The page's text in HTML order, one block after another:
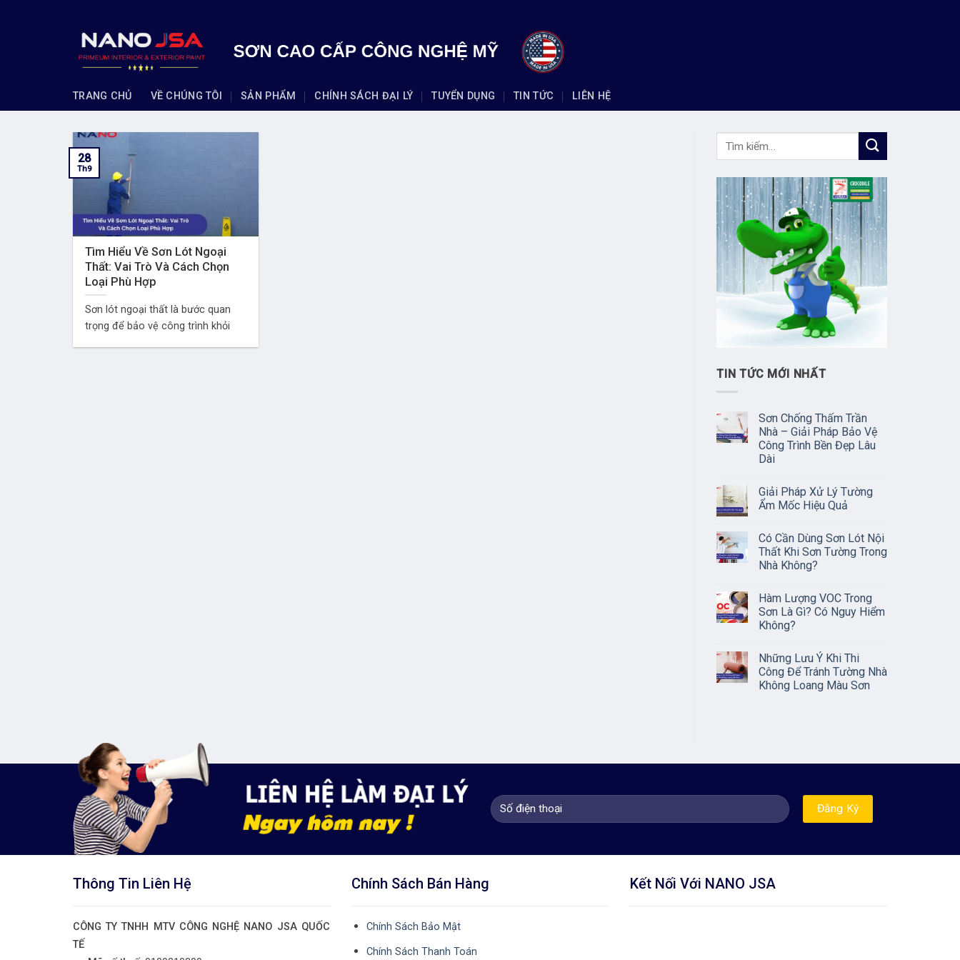
TRANG CHỦ VỀ CHÚNG TÔI SẢN PHẨM CHÍNH SÁCH ĐẠI LÝ TUYỂN DỤNG TIN TỨC LIÊN HỆ
Tìm Hiểu Về Sơn Lót Ngoại
Thất: Vai Trò Và Cách Chọn
Loại Phù Hợp
Sơn lót ngoại thất là bước quan
trọng để bảo vệ công trình khỏi
28
Th9
TIN TỨC MỚI NHẤT
Sơn Chống Thấm Trần
Nhà – Giải Pháp Bảo Vệ
Công Trình Bền Đẹp Lâu
Dài
Giải Pháp Xử Lý Tường
Ẩm Mốc Hiệu Quả
Có Cần Dùng Sơn Lót Nội
Thất Khi Sơn Tường Trong
Nhà Không?
Hàm Lượng VOC Trong
Sơn Là Gì? Có Nguy Hiểm
Không?
Những Lưu Ý Khi Thi
Công Để Tránh Tường Nhà
Không Loang Màu Sơn
Thông Tin Liên Hệ
CÔNG TY TNHH MTV CÔNG NGHỆ NANO JSA QUỐC
TẾ
Chính Sách Bán Hàng
Chính Sách Bảo Mật
Chính Sách Thanh Toán
Kết Nối Với NANO JSA